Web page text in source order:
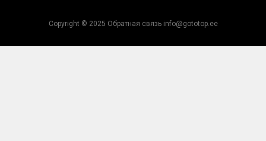
Copyright © 2025 Обратная связь info@gototop.ee